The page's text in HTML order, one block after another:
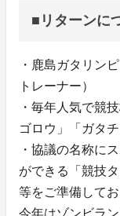
■リターンに
・鹿島ガタリン
トレーナー）
・毎年人気で競
ゴロウ」「ガタ
・協議の名称に
ができる「競技
等をご準備してお